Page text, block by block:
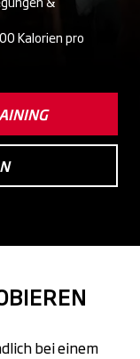
Kalorien pro
bei einem